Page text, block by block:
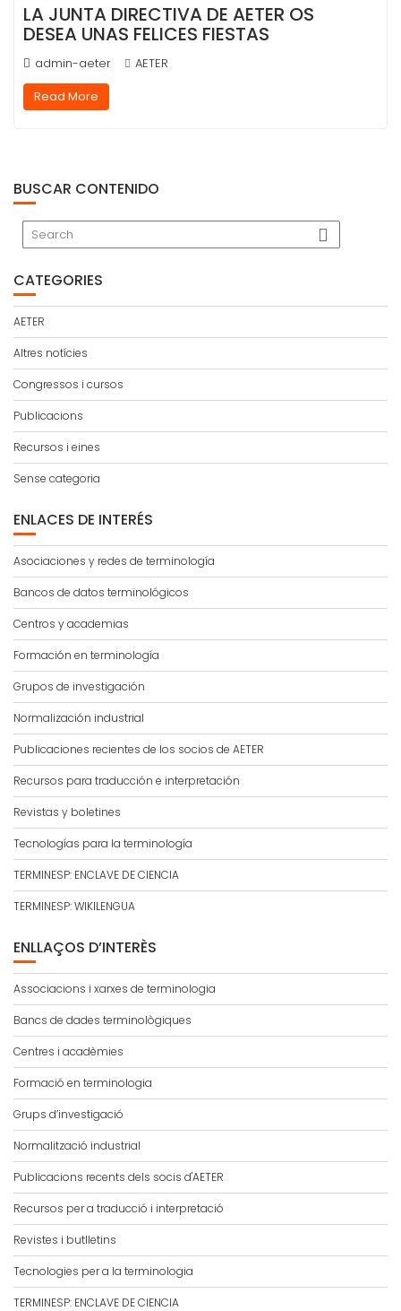
LA JUNTA DIRECTIVA DE AETER OS
DESEA UNAS FELICES FIESTAS
admin-aeter
AETER
Read More
BUSCAR CONTENIDO
CATEGORIES
AETER
Altres notícies
Congressos i cursos
Publicacions
Recursos i eines
Sense categoria
ENLACES DE INTERÉS
Asociaciones y redes de terminología
Bancos de datos terminológicos
Centros y academias
Formación en terminología
Grupos de investigación
Normalización industrial
Publicaciones recientes de los socios de AETER
Recursos para traducción e interpretación
Revistas y boletines
Tecnologías para la terminología
TERMINESP: ENCLAVE DE CIENCIA
TERMINESP: WIKILENGUA
ENLLAÇOS D’INTERÈS
Associacions i xarxes de terminologia
Bancs de dades terminològiques
Centres i acadèmies
Formació en terminologia
Grups d’investigació
Normalització industrial
Publicacions recents dels socis d'AETER
Recursos per a traducció i interpretació
Revistes i butlletins
Tecnologies per a la terminologia
TERMINESP: ENCLAVE DE CIENCIA